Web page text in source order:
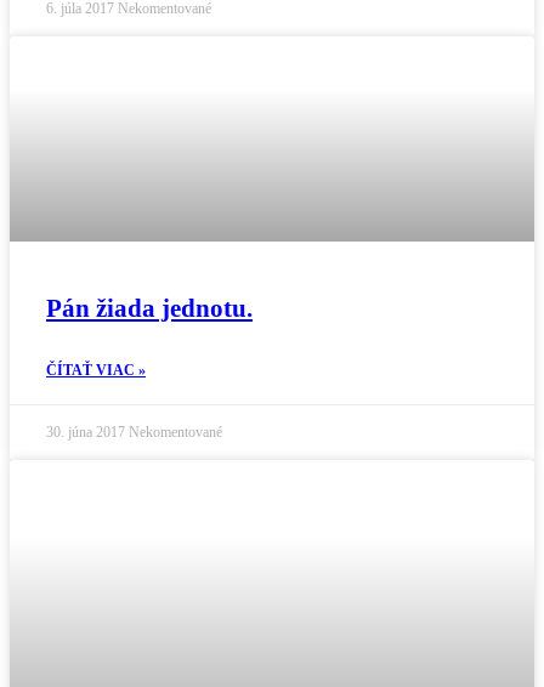
6. júla 2017 Nekomentované
Pán žiada jednotu.
ČÍTAŤ VIAC »
30. júna 2017 Nekomentované